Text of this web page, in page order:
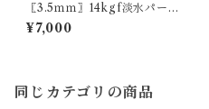
〖3.5ｍｍ〗14kgf淡水パール
ブレスレット【1182】
¥7,000
同じカテゴリの商品